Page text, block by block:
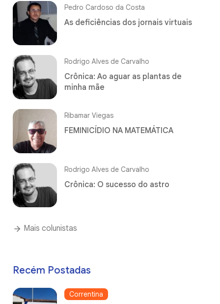
Pedro Cardoso da Costa
As deficiências dos jornais virtuais
Rodrigo Alves de Carvalho
Crônica: Ao aguar as plantas de
minha mãe
Ribamar Viegas
FEMINICÍDIO NA MATEMÁTICA
Rodrigo Alves de Carvalho
Crônica: O sucesso do astro
Mais colunistas
Recém Postadas
Correntina